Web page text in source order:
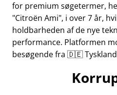
for premium søgetermer,
Citroën Ami , i over 7 år,
holdbarheden af de nye
performance. Platformen
besøgende fra 🇩🇪